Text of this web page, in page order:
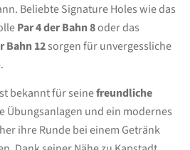
Beliebte Signature Holes wie das
Par 4 der Bahn 8oder das
Bahn 12sorgen für unvergessliche
bekannt für seinefreundliche
Übungsanlagen und ein modernes
ihre Runde bei einem Getränk